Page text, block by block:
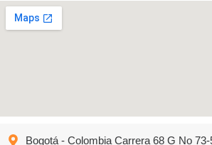
Bogotá - Colombia Carrera 68 G No